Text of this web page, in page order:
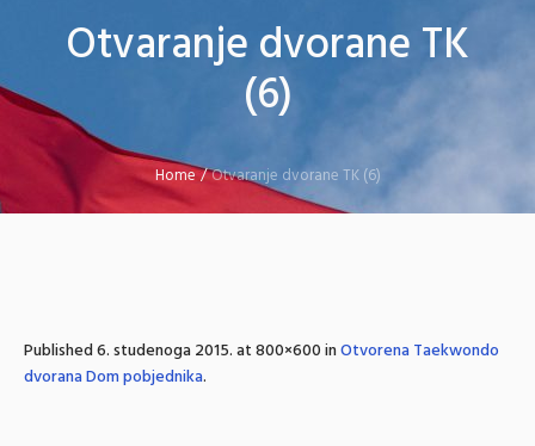
Otvaranje dvorane TK
(6)
Home/Otvaranje dvorane TK (6)
Published6. studenoga 2015.at 800×600 inOtvorena Taekwondo
dvorana Dom pobjednika.